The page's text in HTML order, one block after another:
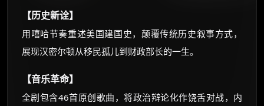
【历史新诠】
用嘻哈节奏重述美国建国史，颠覆传统历史叙事方式，
展现汉密尔顿从移民孤儿到财政部长的一生。
【音乐革命】
全剧包含46首原创歌曲，将政治辩论化作饶舌对战，内
☕ 海外大侠？通过 Ko-fi 赐茶